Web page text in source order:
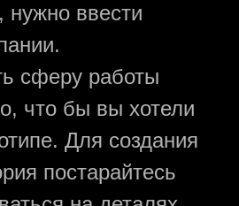
нужно ввести
сферу работы
что бы вы хотели
Для создания
постарайтесь